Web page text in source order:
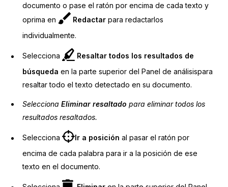
documento o pase el ratón por encima de cada texto y
oprima en
Redactarpara redactarlos
individualmente.
Selecciona
Resaltar todos los resultados de
búsqueda en la parte superior delPanel de análisispara
resaltar todo el texto detectado en su documento.
SeleccionaEliminar resaltado para eliminar todos los
resultados resaltados.
Selecciona Ir a posiciónal pasar el ratón por
encima de cada palabra para ir a la posición de ese
texto en el documento.